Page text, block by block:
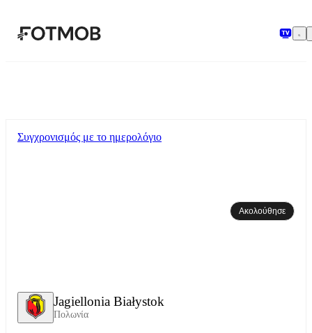
Jagiellonia Białystok
Πολωνία
Συγχρονισμός με το ημερολόγιο
Ακολούθησε